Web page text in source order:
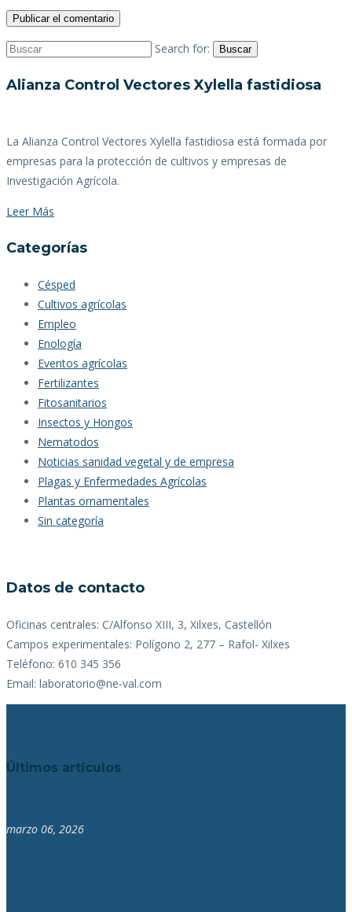
Search for: Buscar
Alianza Control Vectores Xylella fastidiosa
La Alianza Control Vectores Xylella fastidiosa está formada por
empresas para la protección de cultivos y empresas de
Investigación Agrícola.
Leer Más
Categorías
Césped
Cultivos agrícolas
Empleo
Enología
Eventos agrícolas
Fertilizantes
Fitosanitarios
Insectos y Hongos
Nematodos
Noticias sanidad vegetal y de empresa
Plagas y Enfermedades Agrícolas
Plantas ornamentales
Sin categoría
Datos de contacto
Oficinas centrales: C/Alfonso XIII, 3, Xilxes, Castellón
Campos experimentales: Polígono 2, 277 – Rafol- Xilxes
Teléfono: 610 345 356
Email: laboratorio@ne-val.com
Últimos artículos
marzo 06, 2026